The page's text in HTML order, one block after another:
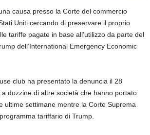
causa presso la Corte del commercio
Uniti cercando di preservare il proprio
tariffe pagate in base all’utilizzo da parte del
dell’International Emergency Economic
club ha presentato la denuncia il 28
dozzine di altre società che hanno portato
ultime settimane mentre la Corte Suprema
tariffario di Trump.